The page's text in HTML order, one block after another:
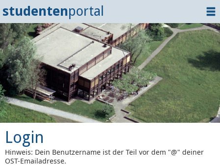
studentenportal
Home
Dokumente
Events
? Tipps
Login
Login
Hinweis: Dein Benutzername ist der Teil vor dem "@" deiner
OST-Emailadresse.